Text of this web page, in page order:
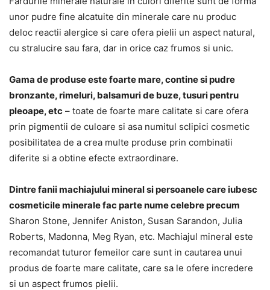
unor pudre fine alcatuite din minerale care nu produc
deloc reactii alergice si care ofera pielii un aspect natural,
cu stralucire sau fara, dar in orice caz frumos si unic.
Gama de produse este foarte mare, contine si pudre
bronzante, rimeluri, balsamuri de buze, tusuri pentru
pleoape, etc – toate de foarte mare calitate si care ofera
prin pigmentii de culoare si asa numitul sclipici cosmetic
posibilitatea de a crea multe produse prin combinatii
diferite si a obtine efecte extraordinare.
Dintre fanii machiajului mineral si persoanele care iubesc
cosmeticile minerale fac parte nume celebre precum
Sharon Stone, Jennifer Aniston, Susan Sarandon, Julia
Roberts, Madonna, Meg Ryan, etc. Machiajul mineral este
recomandat tuturor femeilor care sunt in cautarea unui
produs de foarte mare calitate, care sa le ofere incredere
si un aspect frumos pielii.